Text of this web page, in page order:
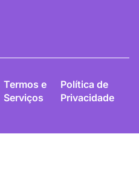
Termos e
Serviços
Política de
Privacidade